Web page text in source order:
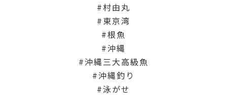
村由丸
東京湾
根魚
沖縄
沖縄三大高級魚
沖縄釣り
泳がせ